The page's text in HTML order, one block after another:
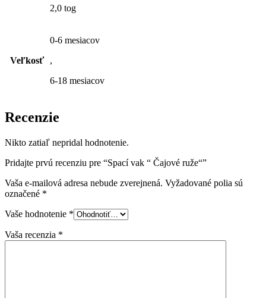
2,0 tog
Veľkosť
0-6 mesiacov
,
6-18 mesiacov
Recenzie
Nikto zatiaľ nepridal hodnotenie.
Pridajte prvú recenziu pre “Spací vak “ Čajové ruže“”
Vaša e-mailová adresa nebude zverejnená. Vyžadované polia sú
označené *
Vaše hodnotenie *
Vaša recenzia *